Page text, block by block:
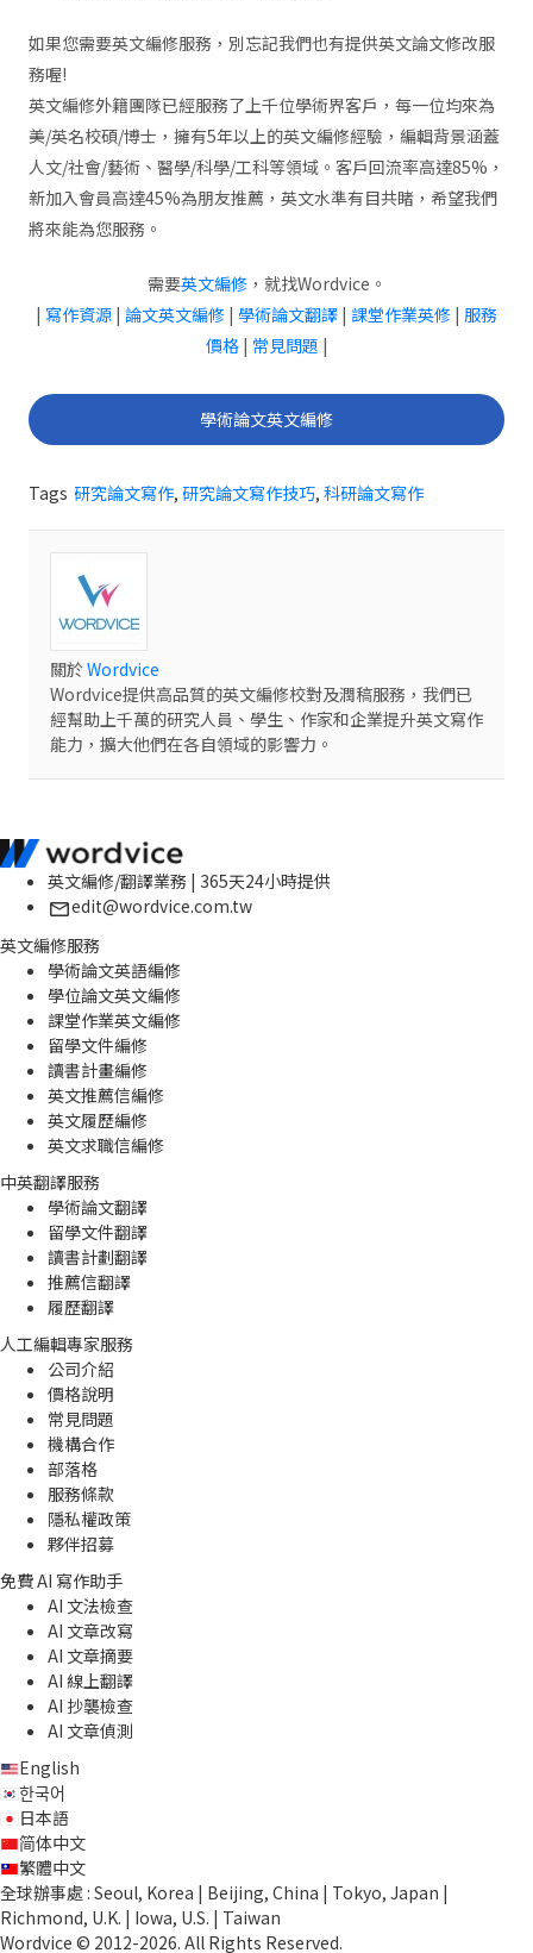
如果您需要英文編修服務，別忘記我們也有提供英文論文修改服
務喔!
英文編修外籍團隊已經服務了上千位學術界客戶，每一位均來為
美/英名校碩/博士，擁有5年以上的英文編修經驗，編輯背景涵蓋
人文/社會/藝術、醫學/科學/工科等領域。客戶回流率高達85%，
新加入會員高達45%為朋友推薦，英文水準有目共睹，希望我們
將來能為您服務。
需要英文編修，就找Wordvice。
| 寫作資源 | 論文英文編修 | 學術論文翻譯 | 課堂作業英修 | 服務
價格| 常見問題 |
學術論文英文編修
Tags 研究論文寫作, 研究論文寫作技巧, 科研論文寫作
關於Wordvice
Wordvice提供高品質的英文編修校對及潤稿服務，我們已
經幫助上千萬的研究人員、學生、作家和企業提升英文寫作
能力，擴大他們在各自領域的影響力。
英文編修/翻譯業務 | 365天24小時提供
edit@wordvice.com.tw
英文編修服務
學術論文英語編修
學位論文英文編修
課堂作業英文編修
留學文件編修
讀書計畫編修
英文推薦信編修
英文履歷編修
英文求職信編修
中英翻譯服務
學術論文翻譯
留學文件翻譯
讀書計劃翻譯
推薦信翻譯
履歷翻譯
人工編輯專家服務
公司介紹
價格說明
常見問題
機構合作
部落格
服務條款
隱私權政策
夥伴招募
免費 AI 寫作助手
AI 文法檢查
AI 文章改寫
AI 文章摘要
AI 線上翻譯
AI 抄襲檢查
AI 文章偵測
English
한국어
日本語
简体中文
繁體中文
全球辦事處 : Seoul, Korea | Beijing, China | Tokyo, Japan |
Richmond, U.K. | Iowa, U.S. | Taiwan
Wordvice © 2012-2026. All Rights Reserved.